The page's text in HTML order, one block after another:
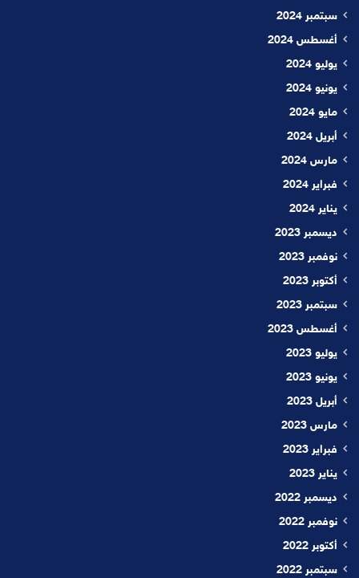
سبتمبر 2024
أغسطس 2024
يوليو 2024
يونيو 2024
مايو 2024
أبريل 2024
مارس 2024
فبراير 2024
يناير 2024
ديسمبر 2023
نوفمبر 2023
أكتوبر 2023
سبتمبر 2023
أغسطس 2023
يوليو 2023
يونيو 2023
أبريل 2023
مارس 2023
فبراير 2023
يناير 2023
ديسمبر 2022
نوفمبر 2022
أكتوبر 2022
سبتمبر 2022